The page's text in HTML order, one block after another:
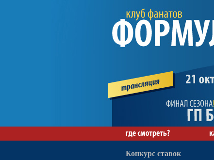
Конкурс ставок